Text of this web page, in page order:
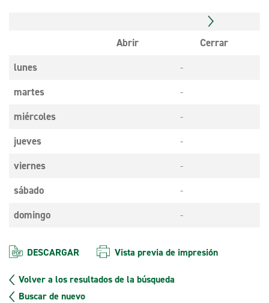
Abrir
Cerrar
lunes
-
martes
-
miércoles
-
jueves
-
viernes
-
sábado
-
domingo
-
DESCARGAR Vista previa de impresión
Volver a los resultados de la búsqueda
Buscar de nuevo